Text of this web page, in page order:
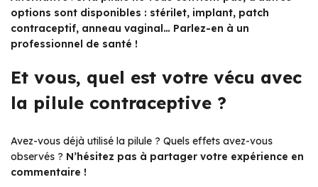
options sont disponibles : stérilet, implant, patch
contraceptif, anneau vaginal… Parlez-en à un
professionnel de santé !
Et vous, quel est votre vécu avec
la pilule contraceptive ?
Avez-vous déjà utilisé la pilule ? Quels effets avez-vous
observés ? N’hésitez pas à partager votre expérience en
commentaire !